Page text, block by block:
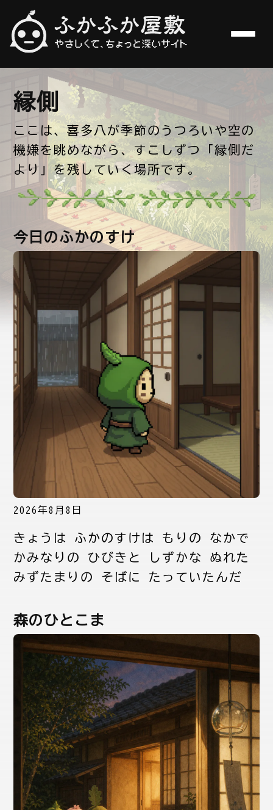
ふかふか屋敷
やさしくて、ちょっと深いサイト
縁側
ここは、喜多八が季節のうつろいや空の
機嫌を眺めながら、すこしずつ「縁側だ
より」を残していく場所です。
今日のふかのすけ
2026年8月8日
きょうは ふかのすけは もりの なかで
かみなりの ひびきと しずかな ぬれた
みずたまりの そばに たっていたんだ
森のひとこま